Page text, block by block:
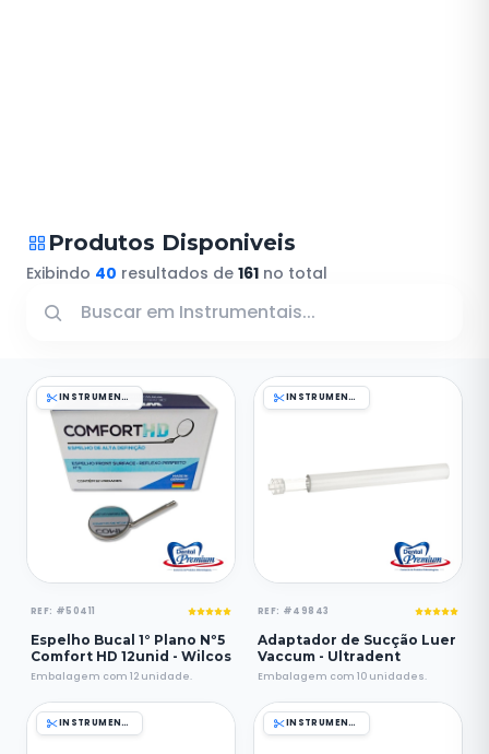
Produtos Disponiveis
Exibindo 40 resultados de 161 no total
INSTRUMENTAIS
REF: #50411
Espelho Bucal 1° Plano Nº5
Comfort HD 12unid - Wilcos
Embalagem com 12 unidade.
INSTRUMENTAIS
REF: #49843
Adaptador de Sucção Luer
Vaccum - Ultradent
Embalagem com 10 unidades.
INSTRUMENTAIS INSTRUMENTAIS